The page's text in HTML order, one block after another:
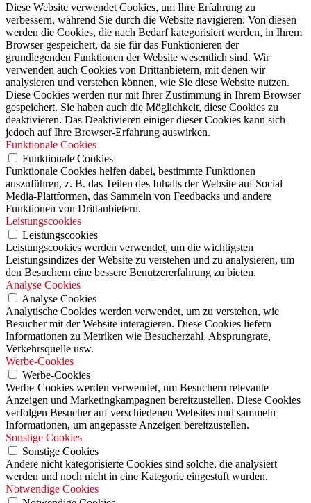
Diese Website verwendet Cookies, um Ihre Erfahrung zu
verbessern, während Sie durch die Website navigieren. Von diesen
werden die Cookies, die nach Bedarf kategorisiert werden, in Ihrem
Browser gespeichert, da sie für das Funktionieren der
grundlegenden Funktionen der Website wesentlich sind. Wir
verwenden auch Cookies von Drittanbietern, mit denen wir
analysieren und verstehen können, wie Sie diese Website nutzen.
Diese Cookies werden nur mit Ihrer Zustimmung in Ihrem Browser
gespeichert. Sie haben auch die Möglichkeit, diese Cookies zu
deaktivieren. Das Deaktivieren einiger dieser Cookies kann sich
jedoch auf Ihre Browser-Erfahrung auswirken.
Funktionale Cookies
Funktionale Cookies
Funktionale Cookies helfen dabei, bestimmte Funktionen
auszuführen, z. B. das Teilen des Inhalts der Website auf Social
Media-Plattformen, das Sammeln von Feedbacks und andere
Funktionen von Drittanbietern.
Leistungscookies
Leistungscookies
Leistungscookies werden verwendet, um die wichtigsten
Leistungsindizes der Website zu verstehen und zu analysieren, um
den Besuchern eine bessere Benutzererfahrung zu bieten.
Analyse Cookies
Analyse Cookies
Analytische Cookies werden verwendet, um zu verstehen, wie
Besucher mit der Website interagieren. Diese Cookies liefern
Informationen zu Metriken wie Besucherzahl, Absprungrate,
Verkehrsquelle usw.
Werbe-Cookies
Werbe-Cookies
Werbe-Cookies werden verwendet, um Besuchern relevante
Anzeigen und Marketingkampagnen bereitzustellen. Diese Cookies
verfolgen Besucher auf verschiedenen Websites und sammeln
Informationen, um angepasste Anzeigen bereitzustellen.
Sonstige Cookies
Sonstige Cookies
Andere nicht kategorisierte Cookies sind solche, die analysiert
werden und noch nicht in eine Kategorie eingestuft wurden.
Notwendige Cookies